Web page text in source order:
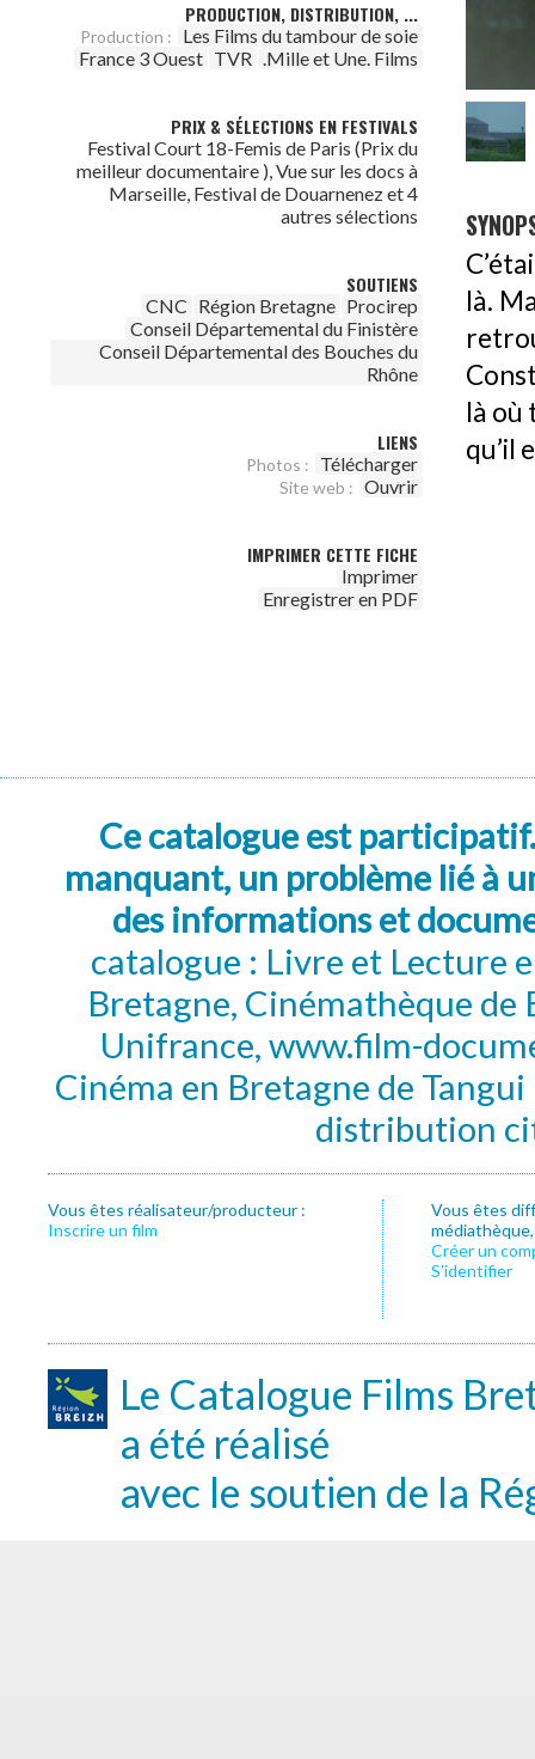
PRODUCTION, DISTRIBUTION, ...
Production :
Les Films du tambour de soie
France 3 Ouest TVR .Mille et Une. Films
PRIX & SÉLECTIONS EN FESTIVALS
Festival Court 18-Femis de Paris (Prix du
meilleur documentaire ), Vue sur les docs à
Marseille, Festival de Douarnenez et 4
autres sélections
SOUTIENS
CNC Région Bretagne Procirep
Conseil Départemental du Finistère
Conseil Départemental des Bouches du
Rhône
LIENS
Photos : Télécharger
Site web : Ouvrir
IMPRIMER CETTE FICHE
Imprimer
Enregistrer en PDF
là.
là où
qu’il
Ce catalogue est
manquant, un problème lié à
des informations et
catalogue : Livre et Lecture
Bretagne, Cinémathèque de
Unifrance, www.film-
Cinéma en Bretagne de
distribution
Vous êtes réalisateur/producteur :
Inscrire un film
Vous êtes
Créer un
S’identifier
Le Catalogue Films
a été réalisé
avec le soutien de la